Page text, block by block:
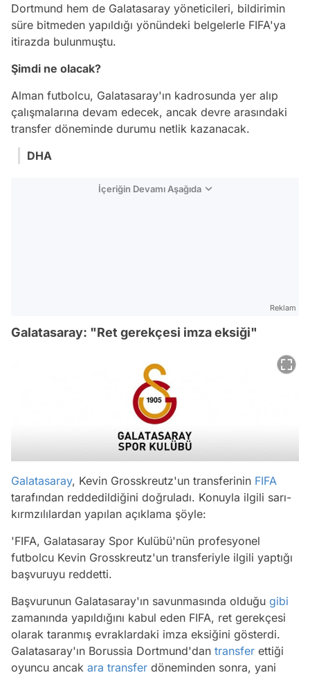
Dortmund hem de Galatasaray yöneticileri, bildirimin
süre bitmeden yapıldığı yönündeki belgelerle FIFA'ya
itirazda bulunmuştu.
Şimdi ne olacak?
Alman futbolcu, Galatasaray'ın kadrosunda yer alıp
çalışmalarına devam edecek, ancak devre arasındaki
transfer döneminde durumu netlik kazanacak.
DHA
İçeriğin Devamı Aşağıda
Reklam
Galatasaray: "Ret gerekçesi imza eksiği"
Galatasaray, Kevin Grosskreutz'un transferinin FIFA
tarafından reddedildiğini doğruladı. Konuyla ilgili sarı-
kırmzılılardan yapılan açıklama şöyle:
'FIFA, Galatasaray Spor Kulübü'nün profesyonel
futbolcu Kevin Grosskreutz'un transferiyle ilgili yaptığı
başvuruyu reddetti.
Başvurunun Galatasaray'ın savunmasında olduğu gibi
zamanında yapıldığını kabul eden FIFA, ret gerekçesi
olarak taranmış evraklardaki imza eksiğini gösterdi.
Galatasaray'ın Borussia Dortmund'dan transfer ettiği
oyuncu ancak ara transfer döneminden sonra, yani